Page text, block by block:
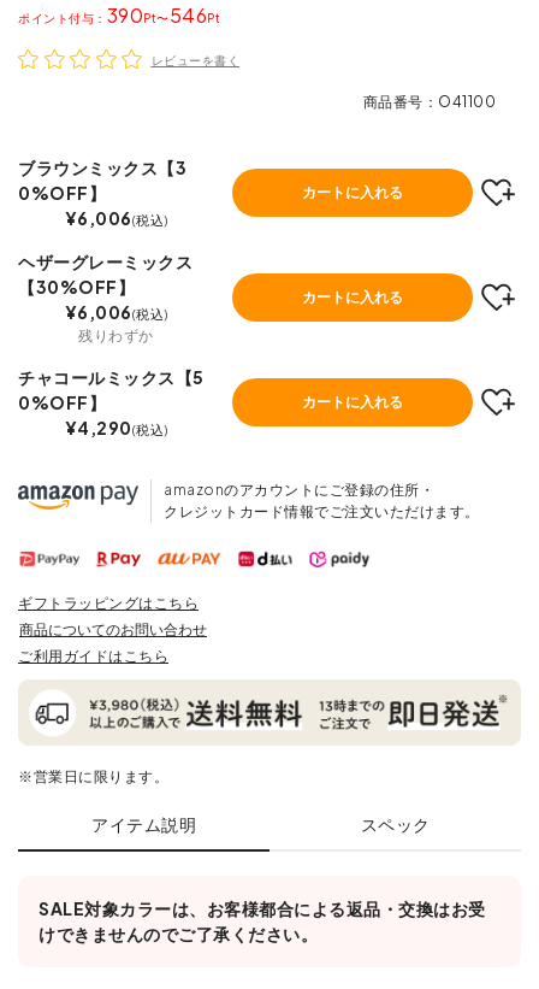
390 〜546
ポイント
レビューを書く
商品番号 O41100
ブラウンミックス【3
0%OFF】
¥6,006 税込
カートに入れる
ヘザーグレーミックス
【30%OFF】
¥6,006 税込
残りわずか
カートに入れる
チャコールミックス【5
0%OFF】
¥4,290 税込
カートに入れる
amazonのアカウントにご登録の住所・
クレジットカード情報でご注文いただけます。
ギフトラッピングはこちら
商品についてのお問い合わせ
ご利用ガイドはこちら
※営業日に限ります。
アイテム説明 スペック
SALE対象カラーは、お客様都合による返品・交換はお受
けできませんのでご了承ください。